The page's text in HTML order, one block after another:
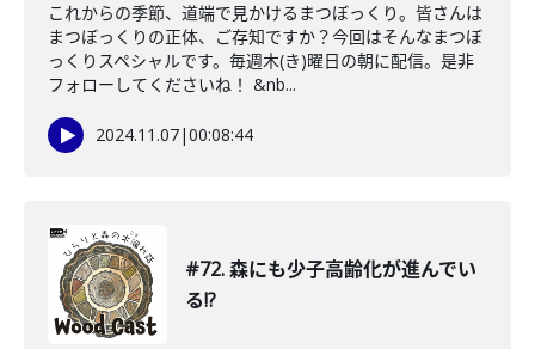
これからの季節、道端で見かけるまつぼっくり。皆さんは
まつぼっくりの正体、ご存知ですか？今回はそんなまつぼ
っくりスペシャルです。毎週木(き)曜日の朝に配信。是非
フォローしてくださいね！ &nb...
2024.11.07|00:08:44
#72. 森にも少子高齢化が進んでい
る!?